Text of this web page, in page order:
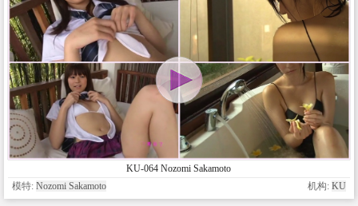
KU-064 Nozomi Sakamoto
模特: Nozomi Sakamoto 机构: KU